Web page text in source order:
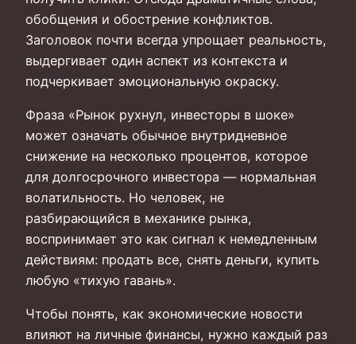
обобщения и обострение конфликтов.
Заголовок почти всегда упрощает реальность,
выдергивает один аспект из контекста и
подчеркивает эмоциональную окраску.
Фраза «Рынок рухнул, инвесторы в шоке»
может означать обычное внутридневное
снижение на несколько процентов, которое
для долгосрочного инвестора — нормальная
волатильность. Но человек, не
разбирающийся в механике рынка,
воспринимает это как сигнал к немедленным
действиям: продать все, снять деньги, купить
любую «тихую гавань».
Чтобы понять, как экономические новости
влияют на личные финансы, нужно каждый раз